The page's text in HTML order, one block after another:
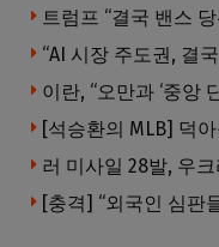
이란, “오만과 ‘중앙
러 미사일 28발, 우